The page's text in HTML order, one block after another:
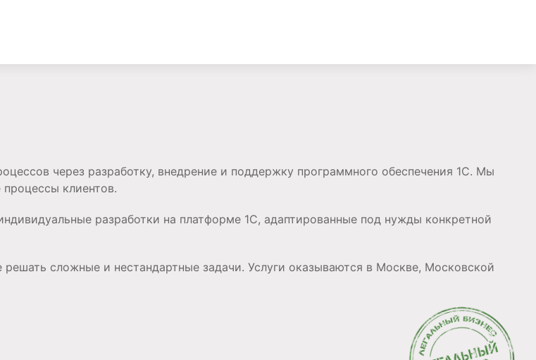
через разработку, внедрение и поддержку программного обеспечения 1С. Мы
клиентов.
разработки на платформе 1С, адаптированные под нужды конкретной
сложные и нестандартные задачи. Услуги оказываются в Москве, Московской